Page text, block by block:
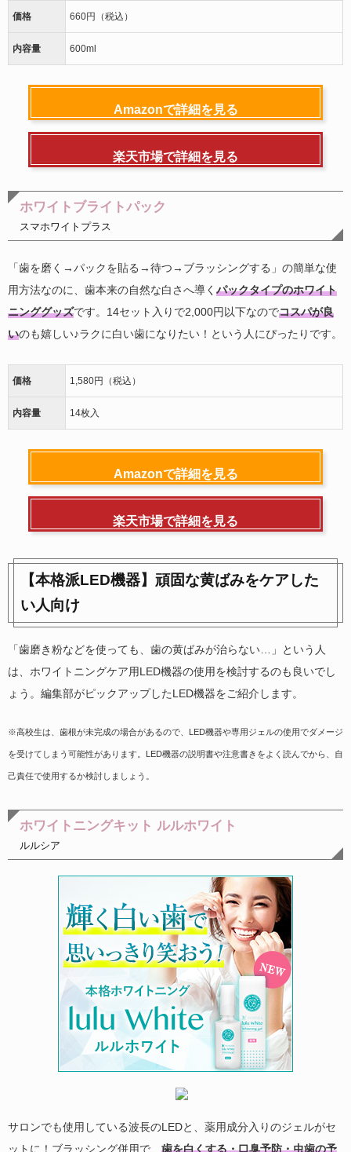
価格 660円（税込）
内容量 600ml
Amazonで詳細を見る
楽天市場で詳細を見る
ホワイトブライトパック
スマホワイトプラス
「歯を磨く→パックを貼る→待つ→ブラッシングする」の簡単な使
用方法なのに、歯本来の自然な白さへ導く パックタイプのホワイト
ニンググッズです。14セット入りで2,000円以下なのでコスパが良
いのも嬉しい♪ラクに白い歯になりたい！という人にぴったりです。
価格 1,580円（税込）
内容量 14枚入
Amazonで詳細を見る
楽天市場で詳細を見る
【本格派LED機器】頑固な黄ばみをケアした
い人向け
「歯磨き粉などを使っても、歯の黄ばみが治らない…」という人
は、ホワイトニングケア用LED機器の使用を検討するのも良いでし
ょう。編集部がピックアップしたLED機器をご紹介します。
※高校生は、歯根が未完成の場合があるので、LED機器や専用ジェルの使用でダメージ
を受けてしまう可能性があります。LED機器の説明書や注意書きをよく読んでから、自
己責任で使用するか検討しましょう。
ホワイトニングキット ルルホワイト
ルルシア
サロンでも使用している波長のLEDと、薬用成分入りのジェルがセ
ットに！ブラッシング併用で、 歯を白くする・口臭予防・虫歯の予